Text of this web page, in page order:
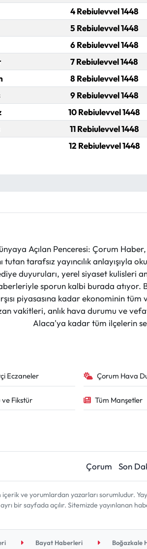
4 Rebiulevvel 1448
5 Rebiulevvel 1448
6 Rebiulevvel 1448
7 Rebiulevvel 1448
8 Rebiulevvel 1448
9 Rebiulevvel 1448
10 Rebiulevvel 1448
11 Rebiulevvel 1448
12 Rebiulevvel 1448
Açılan Penceresi: Çorum
tutan tarafsız yayıncılık
duyuruları, yerel siyaset kulisleri
sporun kalbi burada atıyor.
piyasasına kadar ekonominin
vakitleri, anlık hava durumu ve
Alaca'ya kadar tüm ilçelerin
Eczaneler Çorum Hava
Fikstür Tüm Manşetler
Çorum Son
içerik ve yorumlardan yazarları sorumludur.
bir sayfada açılır. Sitemizde yayınlanan
Bayat Haberleri Boğazkale